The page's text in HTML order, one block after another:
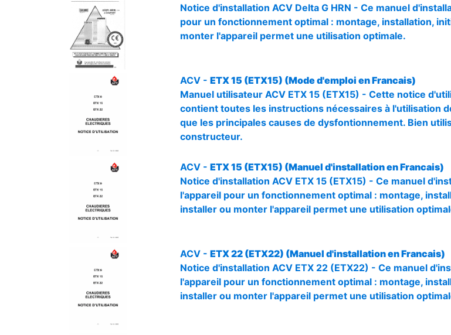
Notice d'installation ACV Delta G HRN - Ce manuel
pour un fonctionnement optimal : montage, installation,
monter l'appareil permet une utilisation optimale.
ACV - ETX 15 (ETX15) (Mode d'emploi en Francais)
Manuel utilisateur ACV ETX 15 (ETX15) - Cette notice
contient toutes les instructions nécessaires à l'utilisation
que les principales causes de dysfontionnement. Bien
constructeur.
ACV - ETX 15 (ETX15) (Manuel d'installation en Francais)
Notice d'installation ACV ETX 15 (ETX15) - Ce manuel
l'appareil pour un fonctionnement optimal : montage,
installer ou monter l'appareil permet une utilisation
ACV - ETX 22 (ETX22) (Manuel d'installation en Francais)
Notice d'installation ACV ETX 22 (ETX22) - Ce manuel
l'appareil pour un fonctionnement optimal : montage,
installer ou monter l'appareil permet une utilisation